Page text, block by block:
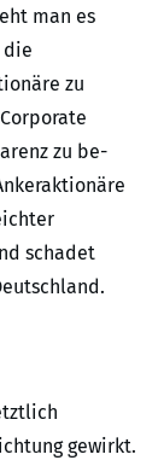
man es
die
zu
zu be-
schadet
gewirkt.